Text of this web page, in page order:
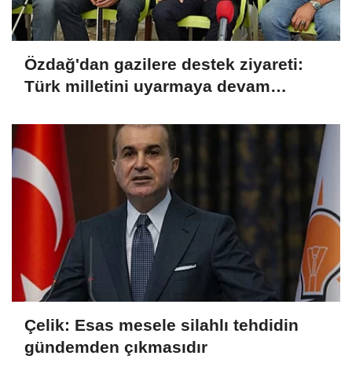
Özdağ'dan gazilere destek ziyareti:
Türk milletini uyarmaya devam
Çelik: Esas mesele silahlı tehdidin
gündemden çıkmasıdır